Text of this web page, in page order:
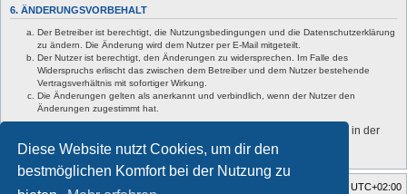
Diese Website nutzt Cookies, um dir den
bestmöglichen Komfort bei der Nutzung zu
6. ÄNDERUNGSVORBEHALT
Der Betreiber ist berechtigt, die Nutzungsbedingungen und die Datenschutzerklärung
zu ändern. Die Änderung wird dem Nutzer per E-Mail mitgeteilt.
Der Nutzer ist berechtigt, den Änderungen zu widersprechen. Im Falle des
Widerspruchs erlischt das zwischen dem Betreiber und dem Nutzer bestehende
Vertragsverhältnis mit sofortiger Wirkung.
Die Änderungen gelten als anerkannt und verbindlich, wenn der Nutzer den
Änderungen zugestimmt hat.
Informationen über den Umgang mit deinen persönlichen Daten sind in der
Datenschutzerklärung enthalten.
UTC+02:00